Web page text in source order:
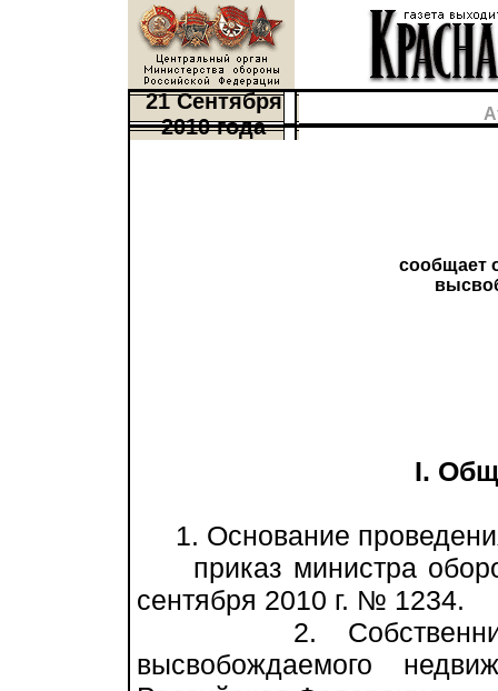
21 Сентября
2010 года
сообщает
I.
1. Основание
приказ министра
сентября 2010 г. № 1234.
2. Собственник
высвобождаемого